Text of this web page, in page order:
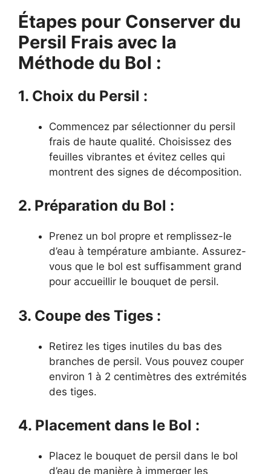
Étapes pour Conserver du
Persil Frais avec la
Méthode du Bol :
1. Choix du Persil :
Commencez par sélectionner du persil
frais de haute qualité. Choisissez des
feuilles vibrantes et évitez celles qui
montrent des signes de décomposition.
2. Préparation du Bol :
Prenez un bol propre et remplissez-le
d’eau à température ambiante. Assurez-
vous que le bol est suffisamment grand
pour accueillir le bouquet de persil.
3. Coupe des Tiges :
Retirez les tiges inutiles du bas des
branches de persil. Vous pouvez couper
environ 1 à 2 centimètres des extrémités
des tiges.
4. Placement dans le Bol :
Placez le bouquet de persil dans le bol
d’eau de manière à immerger les